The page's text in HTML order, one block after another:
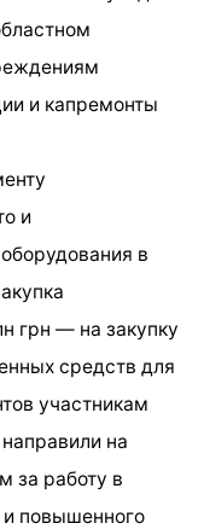
и капремонты
и
в
грн — на закупку
средств для
участникам
на
за работу в
и повышенного